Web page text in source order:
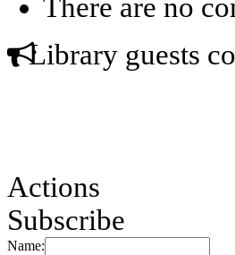
There are no
Library guests
Actions
Subscribe
Name: